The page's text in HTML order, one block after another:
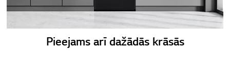
Pieejams arī dažādās krāsās